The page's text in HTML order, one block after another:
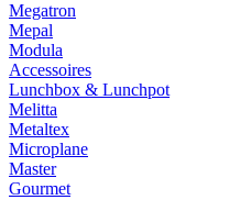
Megatron
Mepal
Modula
Accessoires
Lunchbox & Lunchpot
Melitta
Metaltex
Microplane
Master
Gourmet